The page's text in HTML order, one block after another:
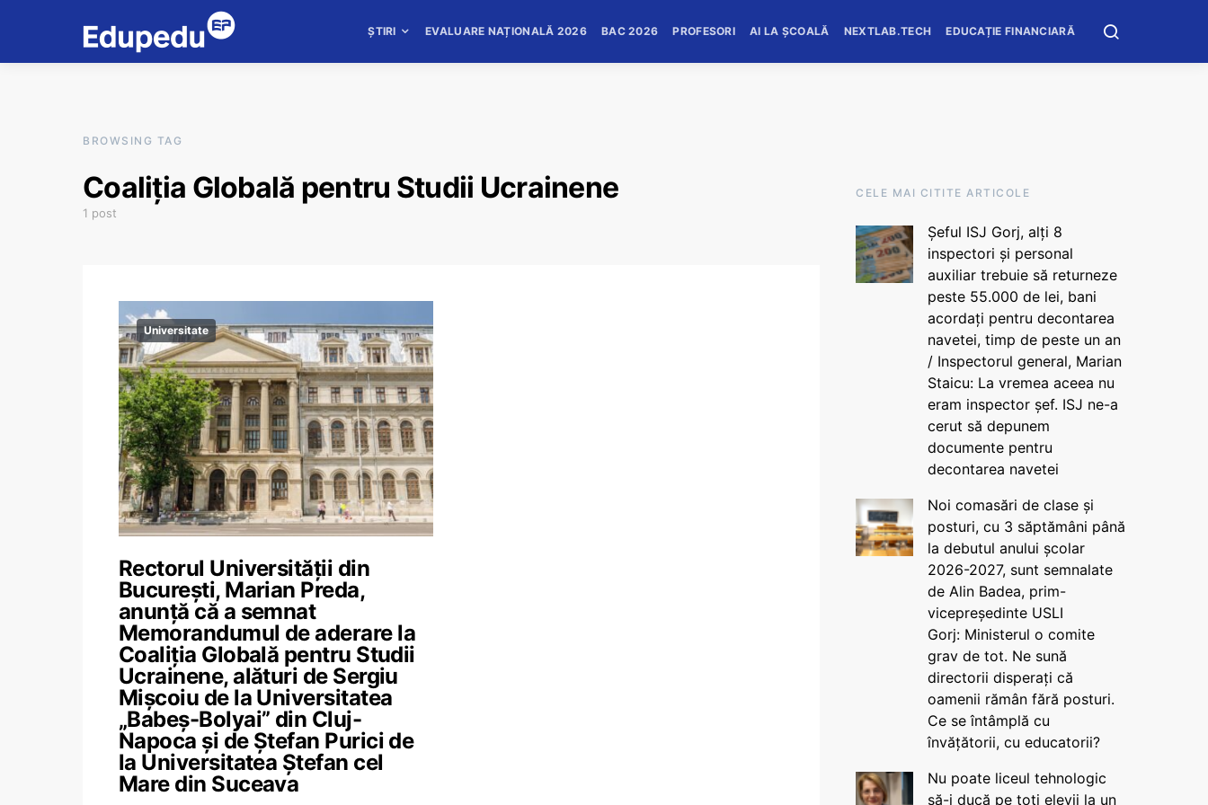
ȘTIRI EVALUARE NAȚIONALĂ 2026 BAC 2026 PROFESORI AI LA ȘCOALĂ NEXTLAB.TECH EDUCAȚIE FINANCIARĂ
BROWSING TAG
Coaliția Globală pentru Studii Ucrainene
1 post
Universitate
Rectorul Universității din
București, Marian Preda,
anunță că a semnat
Memorandumul de aderare la
Coaliția Globală pentru Studii
Ucrainene, alături de Sergiu
Mișcoiu de la Universitatea
„Babeș-Bolyai” din Cluj-
Napoca și de Ștefan Purici de
la Universitatea Ștefan cel
Mare din Suceava
CELE MAI CITITE ARTICOLE
Șeful ISJ Gorj, alți 8
inspectori și personal
auxiliar trebuie să returneze
peste 55.000 de lei, bani
acordați pentru decontarea
navetei, timp de peste un an
/ Inspectorul general, Marian
Staicu: La vremea aceea nu
eram inspector șef. ISJ ne-a
cerut să depunem
documente pentru
decontarea navetei
Noi comasări de clase și
posturi, cu 3 săptămâni până
la debutul anului școlar
2026-2027, sunt semnalate
de Alin Badea, prim-
vicepreședinte USLI
Gorj: Ministerul o comite
grav de tot. Ne sună
directorii disperați că
oamenii rămân fără posturi.
Ce se întâmplă cu
învățătorii, cu educatorii?
Nu poate liceul tehnologic
să-i ducă pe toți elevii la un